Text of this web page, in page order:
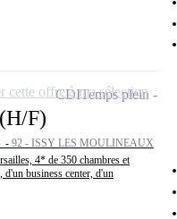
F)
- 92 - ISSY LES MOULINEAUX
4* de 350 chambres et
d'un business center, d'un
CDITemps plein
cette offre à ma sélection